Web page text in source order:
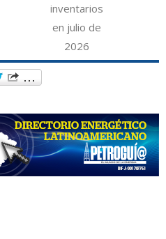
inventarios
en julio de
2026